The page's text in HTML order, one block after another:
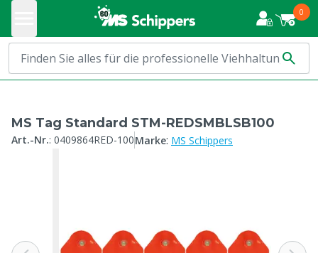
0
MS Tag Standard STM-REDSMBLSB100
Art.-Nr.: 0409864RED-100Marke: MS Schippers